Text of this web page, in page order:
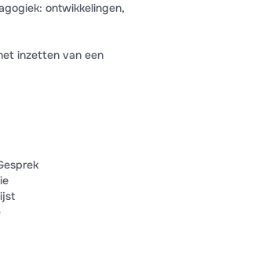
ontwikkelingen,
inzetten van een